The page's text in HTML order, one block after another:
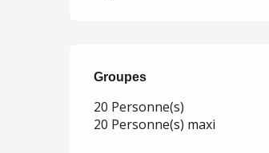
Groupes
Groupes
20 Personne(s)
20 Personne(s) maxi